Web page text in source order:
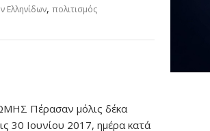
Ελληνίδων, πολιτισμός
Πέρασαν μόλις δέκα
30 Ιουνίου 2017, ημέρα κατά